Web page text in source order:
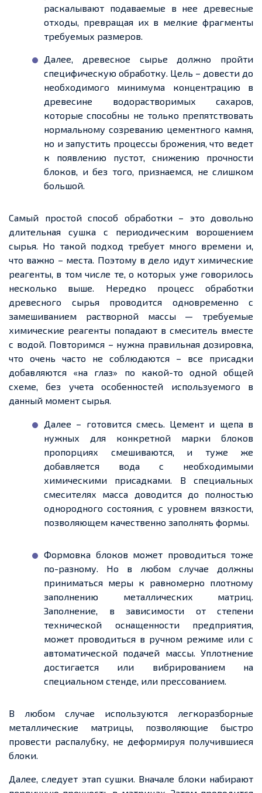
раскалывают подаваемые в нее древесные
отходы, превращая их в мелкие фрагменты
требуемых размеров.
Далее, древесное сырье должно пройти
специфическую обработку. Цель – довести до
необходимого минимума концентрацию в
древесине водорастворимых сахаров,
которые способны не только препятствовать
нормальному созреванию цементного камня,
но и запустить процессы брожения, что ведет
к появлению пустот, снижению прочности
блоков, и без того, признаемся, не слишком
большой.
Самый простой способ обработки – это довольно
длительная сушка с периодическим ворошением
сырья. Но такой подход требует много времени и,
что важно – места. Поэтому в дело идут химические
реагенты, в том числе те, о которых уже говорилось
несколько выше. Нередко процесс обработки
древесного сырья проводится одновременно с
замешиванием растворной массы — требуемые
химические реагенты попадают в смеситель вместе
с водой. Повторимся – нужна правильная дозировка,
что очень часто не соблюдаются – все присадки
добавляются «на глаз» по какой-то одной общей
схеме, без учета особенностей используемого в
данный момент сырья.
Далее – готовится смесь. Цемент и щепа в
нужных для конкретной марки блоков
пропорциях смешиваются, и туже же
добавляется вода с необходимыми
химическими присадками. В специальных
смесителях масса доводится до полностью
однородного состояния, с уровнем вязкости,
позволяющем качественно заполнять формы.
Формовка блоков может проводиться тоже
по-разному. Но в любом случае должны
приниматься меры к равномерно плотному
заполнению металлических матриц.
Заполнение, в зависимости от степени
технической оснащенности предприятия,
может проводиться в ручном режиме или с
автоматической подачей массы. Уплотнение
достигается или вибрированием на
специальном стенде, или прессованием.
В любом случае используются легкоразборные
металлические матрицы, позволяющие быстро
провести распалубку, не деформируя получившиеся
блоки.
Далее, следует этап сушки. Вначале блоки набирают